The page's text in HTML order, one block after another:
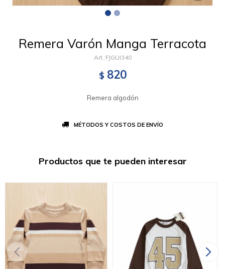
Remera Varón Manga Terracota
FJGUI340
$ 820
Remera algodón
MÉTODOS Y COSTOS DE ENVÍO
Productos que te pueden interesar